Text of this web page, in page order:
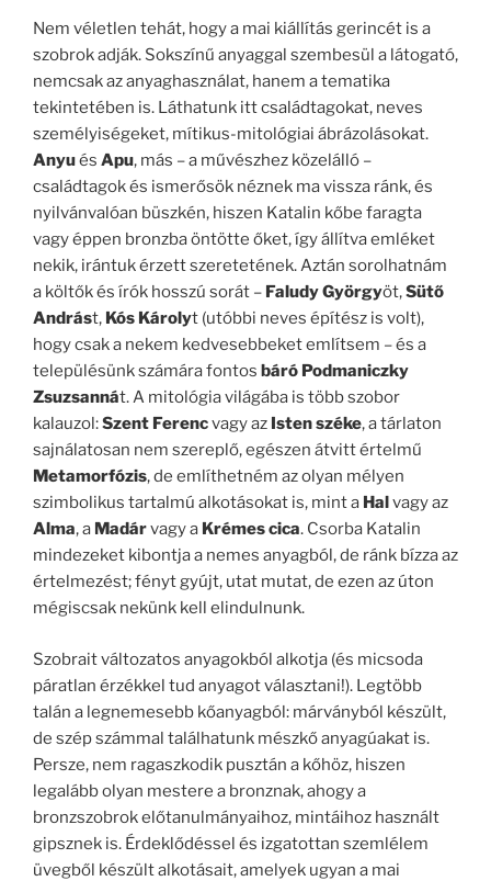
Nem véletlen tehát, hogy a mai kiállítás gerincét is a
szobrok adják. Sokszínű anyaggal szembesül a látogató,
nemcsak az anyaghasználat, hanem a tematika
tekintetében is. Láthatunk itt családtagokat, neves
személyiségeket, mítikus-mitológiai ábrázolásokat.
Anyués Apu, más – a művészhez közelálló –
családtagok és ismerősök néznek ma vissza ránk, és
nyilvánvalóan büszkén, hiszen Katalin kőbe faragta
vagy éppen bronzba öntötte őket, így állítva emléket
nekik, irántuk érzett szeretetének. Aztán sorolhatnám
a költők és írók hosszú sorát – Faludy Györgyöt,Sütő
Andrást, Kós Károlyt (utóbbi neves építész is volt),
hogy csak a nekem kedvesebbeket említsem – és a
településünk számára fontos báró Podmaniczky
Zsuzsannát. A mitológia világába is több szobor
kalauzol:Szent Ferencvagy az Isten széke, a tárlaton
sajnálatosan nem szereplő, egészen átvitt értelmű
Metamorfózis, de említhetném az olyan mélyen
szimbolikus tartalmú alkotásokat is, mint a Halvagy az
Alma, a Madárvagy a Krémes cica. Csorba Katalin
mindezeket kibontja a nemes anyagból, de ránk bízza az
értelmezést; fényt gyújt, utat mutat, de ezen az úton
mégiscsak nekünk kell elindulnunk.
Szobrait változatos anyagokból alkotja (és micsoda
páratlan érzékkel tud anyagot választani!). Legtöbb
talán a legnemesebb kőanyagból: márványból készült,
de szép számmal találhatunk mészkő anyagúakat is.
Persze, nem ragaszkodik pusztán a kőhöz, hiszen
legalább olyan mestere a bronznak, ahogy a
bronzszobrok előtanulmányaihoz, mintáihoz használt
gipsznek is. Érdeklődéssel és izgatottan szemlélem
üvegből készült alkotásait, amelyek ugyan a mai